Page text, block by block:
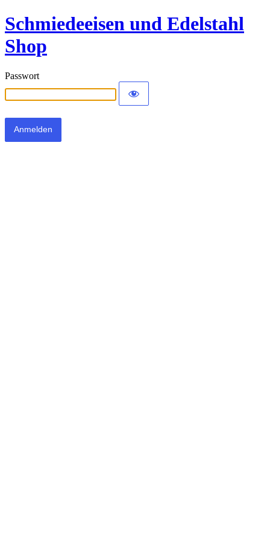
Schmiedeeisen und Edelstahl
Shop
Passwort